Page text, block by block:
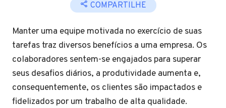
COMPARTILHE
Manter uma equipe motivada no exercício de suas
tarefas traz diversos benefícios a uma empresa. Os
colaboradores sentem-se engajados para superar
seus desafios diários, a produtividade aumenta e,
consequentemente, os clientes são impactados e
fidelizados por um trabalho de alta qualidade.